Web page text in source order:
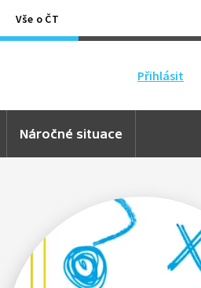
Vše o ČT
Přihlásit
Náročné situace